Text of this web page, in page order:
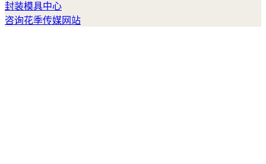
封装模具中心
咨询花季传媒网站